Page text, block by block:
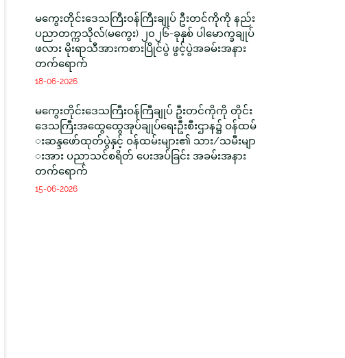
မကွေးတိုင်းဒေသကြီးဝန်ကြီးချုပ် ဦးတင်ကိုကို နည်း
ပညာတက္ကသိုလ်(မကွေး) ၂၀၂၆-ခုနှစ် ပါမောက္ခချုပ်
ဖလား မိုးရာသီအားကစားပြိုင်ပွဲ ဖွင့်ပွဲအခမ်းအနား
တက်ရောက်
18-06-2026
မကွေးတိုင်းဒေသကြီးဝန်ကြီချုပ် ဦးတင်ကိုကို တိုင်း
ဒေသကြီးအထွေထွေအုပ်ချုပ်ရေးဦးစီးဌာန၌ ဝန်ထမ်
းဆန္ဒဖော်ထုတ်ပွဲနှင့် ဝန်ထမ်းများ၏ သား/သမီးမျာ
းအား ပညာသင်စရိတ် ပေးအပ်ခြင်း အခမ်းအနား
တက်ရောက်
15-06-2026